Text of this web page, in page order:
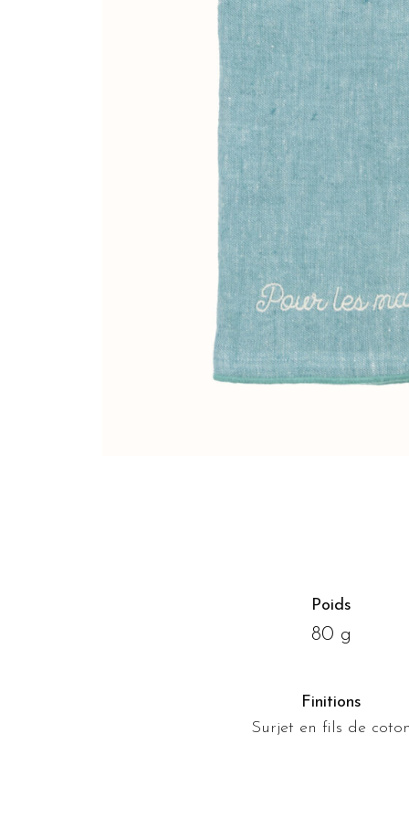
Poids
80 g
Finitions
Surjet en fils de